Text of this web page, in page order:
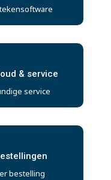
& service
service
bestelling